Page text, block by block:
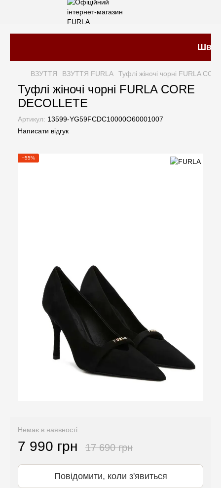
ВЗУТТЯ ВЗУТТЯ FURLA Туфлі жіночі чорні FURLA
Туфлі жіночі чорні FURLA CORE
DECOLLETE
Артикул: 13599-YG59FCDC10000O60001007
Написати відгук
−55%
Немає в наявності
7 990 грн 17 690 грн
Повідомити, коли з'явиться